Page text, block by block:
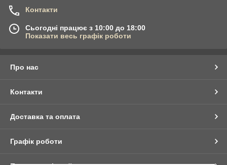
Контакти
Сьогодні працює з 10:00 до 18:00
Показати весь графік роботи
Про нас
Контакти
Доставка та оплата
Графік роботи